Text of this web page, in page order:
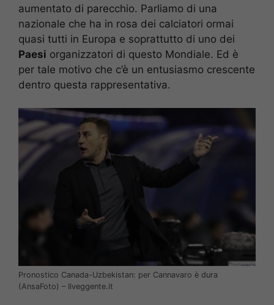
aumentato di parecchio. Parliamo di una
nazionale che ha in rosa dei calciatori ormai
quasi tutti in Europa e soprattutto di uno dei
Paesi organizzatori di questo Mondiale. Ed è
per tale motivo che c’è un entusiasmo crescente
dentro questa rappresentativa.
Pronostico Canada-Uzbekistan: per Cannavaro è dura
(AnsaFoto) – Ilveggente.it